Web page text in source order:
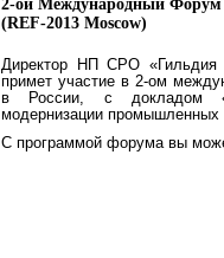
2-ой Международный Форум
(REF-2013 Moscow)
Директор НП СРО «Гильдия
примет участие в 2-ом
в России, с докладом
модернизации промышленных
С программой форума вы